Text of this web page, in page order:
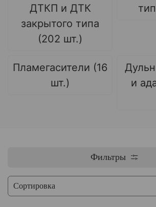
ДТКП и ДТК
закрытого типа
(202 шт.)
Пламегасители (16
шт.)
и
Фильтры